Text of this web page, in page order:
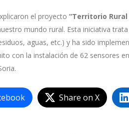
el proyecto “Territorio
mundo rural. Esta iniciativa
aguas, etc.) y ha sido
con la instalación de 62 sensores
Share on X